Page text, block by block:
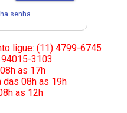
senha
ligue: (11) 4799-6745
3103
as 17h
das 08h as 19h
as 12h